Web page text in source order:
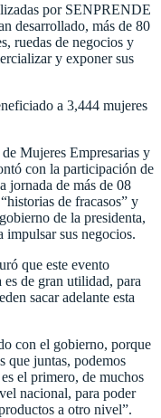
por SENPRENDE
desarrollado, más de 80
ruedas de negocios y
y exponer sus
a 3,444 mujeres
Mujeres Empresarias y
con la participación de
jornada de más de 08
de fracasos” y
de la presidenta,
impulsar sus negocios.
que este evento
de gran utilidad, para
sacar adelante esta
con el gobierno, porque
que juntas, podemos
el primero, de muchos
nacional, para poder
a otro nivel”.